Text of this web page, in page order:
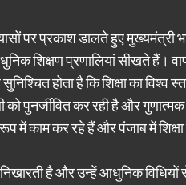
पर प्रकाश डालते हुए मुख्यमंत्री
शिक्षण प्रणालियां सीखते हैं।
होता है कि शिक्षा का विश्व
पुनर्जीवित कर रही है और गुणात्मक
रूप में काम कर रहे हैं और पंजाब में
है और उन्हें आधुनिक विधियों से